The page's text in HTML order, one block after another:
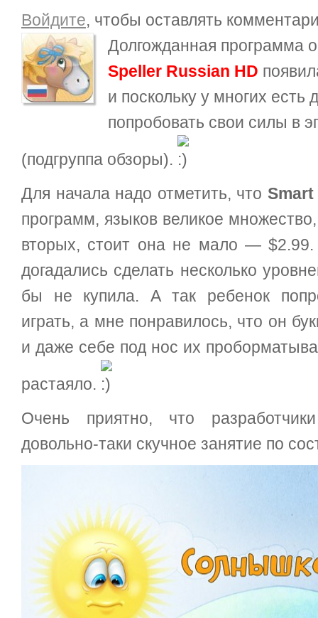
Войдите, чтобы оставлять
Долгожданная программа
Speller Russian HD
и поскольку у многих есть
попробовать свои силы в
(подгруппа обзоры).
Для начала надо отметить, что
программ, языков великое
вторых, стоит она не мало —
догадались сделать несколько
бы не купила. А так ребенок
играть, а мне понравилось, что он
и даже себе под нос их
растаяло.
Очень приятно, что
довольно-таки скучное занятие по